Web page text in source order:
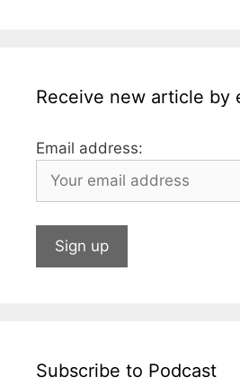
Receive new article by
Email address:
Subscribe to Podcast